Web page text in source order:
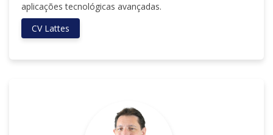
aplicações tecnológicas avançadas.
CV Lattes